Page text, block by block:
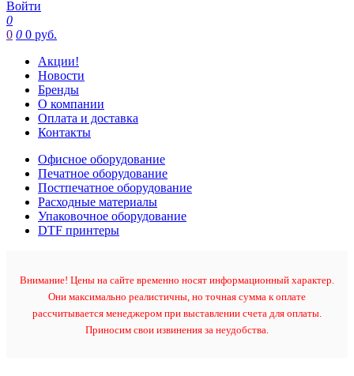
Войти
0
0 0 0 руб.
Акции!
Новости
Бренды
О компании
Оплата и доставка
Контакты
Офисное оборудование
Печатное оборудование
Постпечатное оборудование
Расходные материалы
Упаковочное оборудование
DTF принтеры
Внимание! Цены на сайте временно носят информационный характер.
Они максимально реалистичны, но точная сумма к оплате
рассчитывается менеджером при выставлении счета для оплаты.
Приносим свои извинения за неудобства.